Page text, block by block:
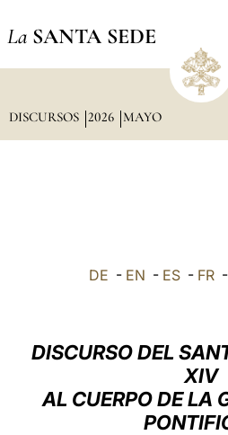
La SANTA SEDE
DISCURSOS 2026 MAYO
DE - EN - ES - FR -
DISCURSO DEL
XIV
AL CUERPO DE LA